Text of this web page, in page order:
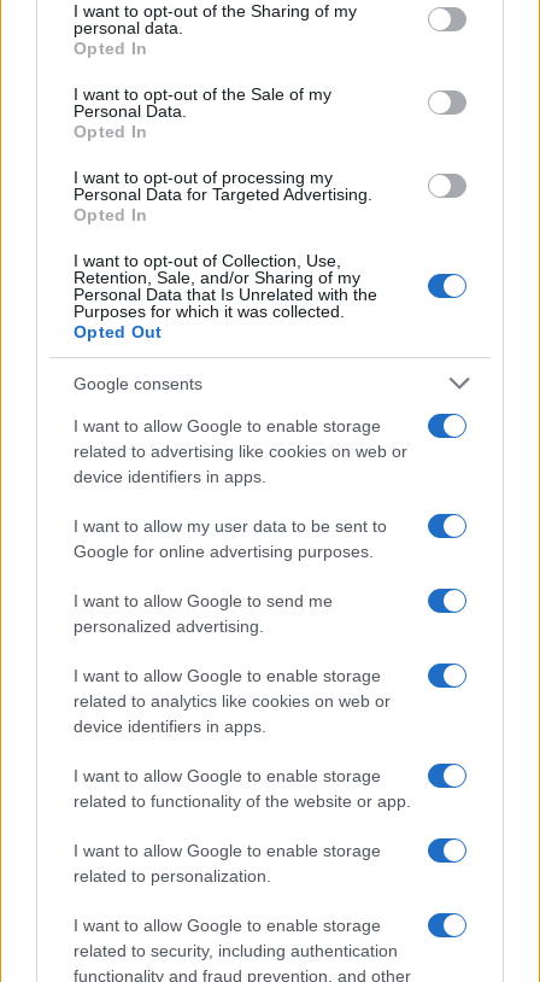
disclose it to other third parties.
Please note that this website/app uses one or more Google
services and may gather and store information including but
not limited to your visit or usage behaviour. You may click to
grant or deny consent to Google and its third-party tags to
consent section.
I want to opt-out of the Sharing of my
personal data.
Opted In
I want to opt-out of the Sale of my
Personal Data.
Opted In
I want to opt-out of processing my
Personal Data for Targeted Advertising.
Opted In
I want to opt-out of Collection, Use,
Retention, Sale, and/or Sharing of my
Personal Data that Is Unrelated with the
Purposes for which it was collected.
Opted Out
Google consents
I want to allow Google to enable storage
related to advertising like cookies on web or
device identifiers in apps.
I want to allow my user data to be sent to
Google for online advertising purposes.
I want to allow Google to send me
personalized advertising.
I want to allow Google to enable storage
related to analytics like cookies on web or
device identifiers in apps.
I want to allow Google to enable storage
related to functionality of the website or app.
I want to allow Google to enable storage
related to personalization.
I want to allow Google to enable storage
related to security, including authentication
functionality and fraud prevention, and other
CHI SIAMO CONTATTI PUBBLICITÀ LAVORA CON NOI
OTTO CHANNEL